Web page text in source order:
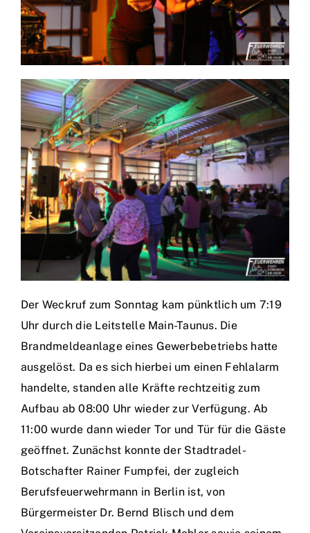
Der Weckruf zum Sonntag kam pünktlich um 7:19
Uhr durch die Leitstelle Main-Taunus. Die
Brandmeldeanlage eines Gewerbebetriebs hatte
ausgelöst. Da es sich hierbei um einen Fehlalarm
handelte, standen alle Kräfte rechtzeitig zum
Aufbau ab 08:00 Uhr wieder zur Verfügung. Ab
11:00 wurde dann wieder Tor und Tür für die Gäste
geöffnet. Zunächst konnte der Stadtradel-
Botschafter Rainer Fumpfei, der zugleich
Berufsfeuerwehrmann in Berlin ist, von
Bürgermeister Dr. Bernd Blisch und dem